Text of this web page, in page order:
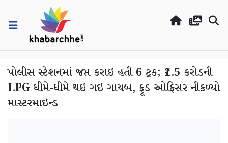
પોલીસ સ્ટેશનમાં જપ્ત કરાઇ હતી 6 ટ્રક; ₹1.5 કરોડની
LPG ધીમે-ધીમે થઇ ગઇ ગાયબ, ફૂડ ઓફિસર નીકળ્યો
માસ્ટરમાઇન્ડ